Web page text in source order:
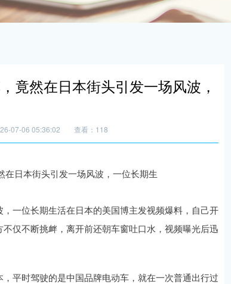
竟然在日本街头引发一场风波，
07-06 05:36:02 查看：118
一位长期生活在日本的美国博主发视频爆料，自己开
仅不断挑衅，离开前还朝车窗吐口水，视频曝光后迅
平时驾驶的是中国品牌电动车，就在一次普通出行过